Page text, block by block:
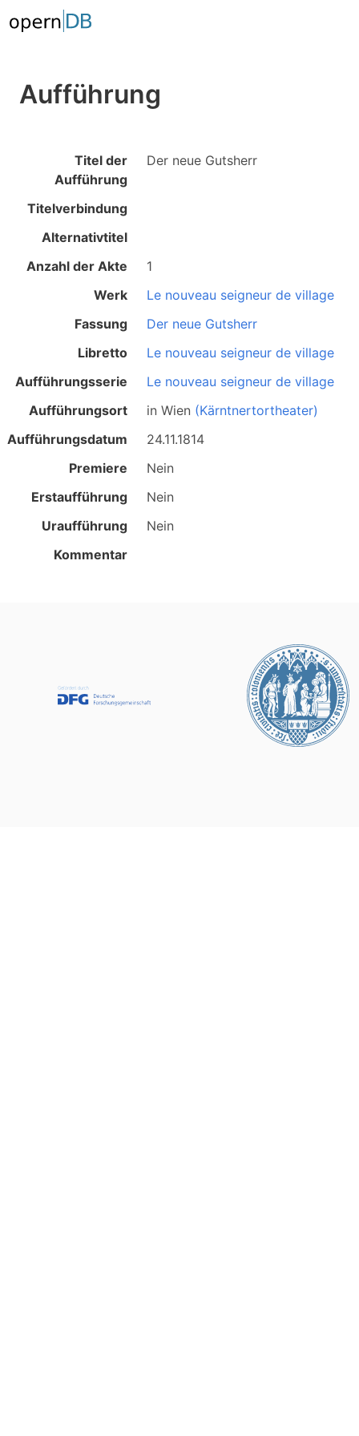
Aufführung
Titel der
Aufführung
Der neue Gutsherr
Titelverbindung
Alternativtitel
Anzahl der Akte
1
Werk
Le nouveau seigneur de village
Fassung
Der neue Gutsherr
Libretto
Le nouveau seigneur de village
Aufführungsserie
Le nouveau seigneur de village
Aufführungsort
inWien (Kärntnertortheater)
Aufführungsdatum
24.11.1814
Premiere
Nein
Erstaufführung
Nein
Uraufführung
Nein
Kommentar